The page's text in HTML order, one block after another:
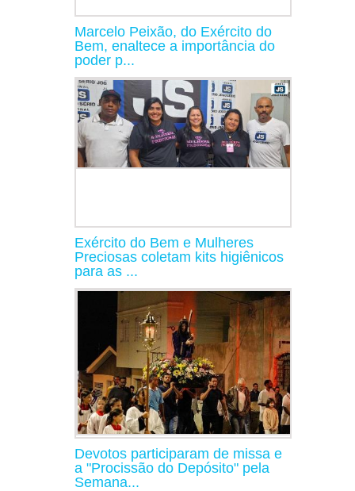
Marcelo Peixão, do Exército do
Bem, enaltece a importância do
poder p...
Exército do Bem e Mulheres
Preciosas coletam kits higiênicos
para as ...
Devotos participaram de missa e
a "Procissão do Depósito" pela
Semana...